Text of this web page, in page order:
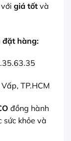
giá tốt và
đặt hàng:
TP.HCM
đồng hành
sức khỏe và